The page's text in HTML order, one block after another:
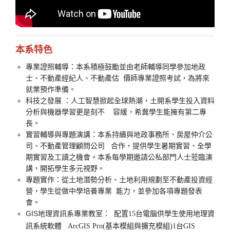
本系特色
專業證照輔導： 本系積極鼓勵並由老師輔導同學參加地政
士、不動產經紀人、不動產估 價師專業證照考試，為將來
就業預作準備。
科技之發展 ： 人工智慧掀起全球熱潮，土開系學生投入資料
分析與機器學習更是刻不 容緩，希冀學生能擁有第二專
長。
實習輔導與專題演講： 本系持續與地政事務所、房屋仲介公
司、不動產管理顧問公司 合作，提供學生暑期實習、全學
期實習及工讀之機會。本系每學期邀請公私部門人士蒞臨演
講，開拓學生多元視野。
專題實作： 從土地潛勢分析、土地利用規劃至不動產投資經
營，學生從做中學培養專業 能力，並參加各項專題發表
會。
GIS地理資訊系專業教室：
配置15台電腦供學生使用地理資
訊系統軟體
ArcGIS Pro(基本模組與擴充模組)1 台GIS